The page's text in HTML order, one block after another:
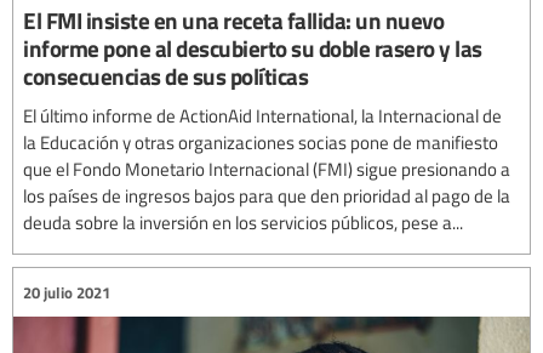
El FMI insiste en una receta fallida: un nuevo
informe pone al descubierto su doble rasero y las
consecuencias de sus políticas
El último informe de ActionAid International, la Internacional de
la Educación y otras organizaciones socias pone de manifiesto
que el Fondo Monetario Internacional (FMI) sigue presionando a
los países de ingresos bajos para que den prioridad al pago de la
deuda sobre la inversión en los servicios públicos, pese a...
20 julio 2021